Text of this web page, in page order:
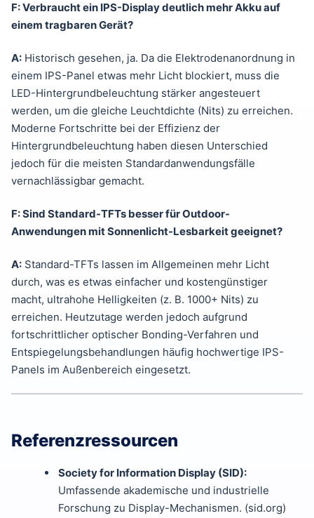
F: Verbraucht ein IPS-Display deutlich mehr Akku auf
einem tragbaren Gerät?
A: Historisch gesehen, ja. Da die Elektrodenanordnung in
einem IPS-Panel etwas mehr Licht blockiert, muss die
LED-Hintergrundbeleuchtung stärker angesteuert
werden, um die gleiche Leuchtdichte (Nits) zu erreichen.
Moderne Fortschritte bei der Effizienz der
Hintergrundbeleuchtung haben diesen Unterschied
jedoch für die meisten Standardanwendungsfälle
vernachlässigbar gemacht.
F: Sind Standard-TFTs besser für Outdoor-
Anwendungen mit Sonnenlicht-Lesbarkeit geeignet?
A: Standard-TFTs lassen im Allgemeinen mehr Licht
durch, was es etwas einfacher und kostengünstiger
macht, ultrahohe Helligkeiten (z. B. 1000+ Nits) zu
erreichen. Heutzutage werden jedoch aufgrund
fortschrittlicher optischer Bonding-Verfahren und
Entspiegelungsbehandlungen häufig hochwertige IPS-
Panels im Außenbereich eingesetzt.
Referenzressourcen
Society for Information Display (SID):
Umfassende akademische und industrielle
Forschung zu Display-Mechanismen. (sid.org)